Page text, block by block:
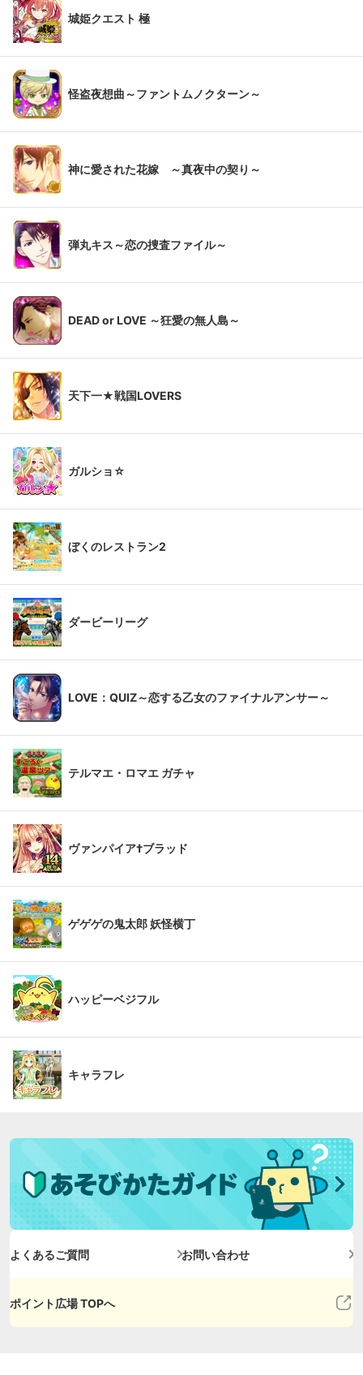
城姫クエスト 極
怪盗夜想曲～ファントムノクターン～
神に愛された花嫁 ～真夜中の契り～
弾丸キス～恋の捜査ファイル～
DEAD or LOVE ～狂愛の無人島～
天下一★戦国LOVERS
ガルショ☆
ぼくのレストラン2
ダービーリーグ
LOVE：QUIZ～恋する乙女のファイナルアンサー～
テルマエ・ロマエ ガチャ
ヴァンパイア†ブラッド
ゲゲゲの鬼太郎 妖怪横丁
ハッピーベジフル
キャラフレ
よくあるご質問 お問い合わせ
ポイント広場 TOPへ